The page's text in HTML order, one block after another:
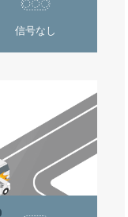
信号なし